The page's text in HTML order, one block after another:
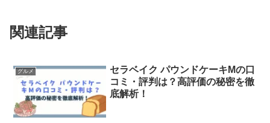
関連記事
グルメ
セラベイク パウンドケーキMの口
コミ・評判は？高評価の秘密を徹
底解析！